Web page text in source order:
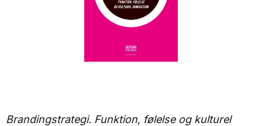
Brandingstrategi. Funktion, følelse og kulturel